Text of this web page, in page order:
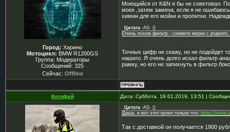
Город: Харино
Мотоцикл: BMW R1200GS
Группа: Модераторы
Сообщений: 325
Сейчас: Offline
Моющийся от K&N я бы не советовал.
моек ,затем замена, если я не
химии для его мойки и пропитки.
Цитата -AS- ()
Очень похож фильтр - снимите мерки с родного,
Точных цифр не скажу, но не подойдет
нашего. Я очень долго искал фильтр
рамку, но его не запихнуть в фильтр
Котофей Дата: Суббота, 19.01.2019, 13:51 |
Цитата -AS- ()
Даша, я вот этот купил только что: https://
Так с доставкой он получается 1900